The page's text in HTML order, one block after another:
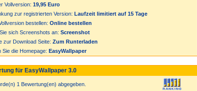
Vollversion: 19,95 Euro
zur registrierten Version: Laufzeit limitiert auf 15 Tage
bestellen: Online bestellen
sich Screenshots an: Screenshot
zur Download Seite: Zum Runterladen
Sie die Homepage: EasyWallpaper
für EasyWallpaper 3.0
1 Bewertung(en) abgegeben.